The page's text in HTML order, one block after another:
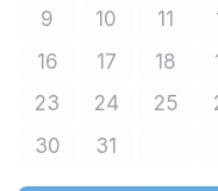
9No tickets available
10No tickets
11No
16No tickets available
17No tickets
18No
23No tickets available
24No tickets
25No
30No tickets available
31No tickets